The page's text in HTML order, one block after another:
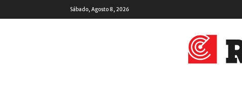
Sábado, Agosto 8, 2026